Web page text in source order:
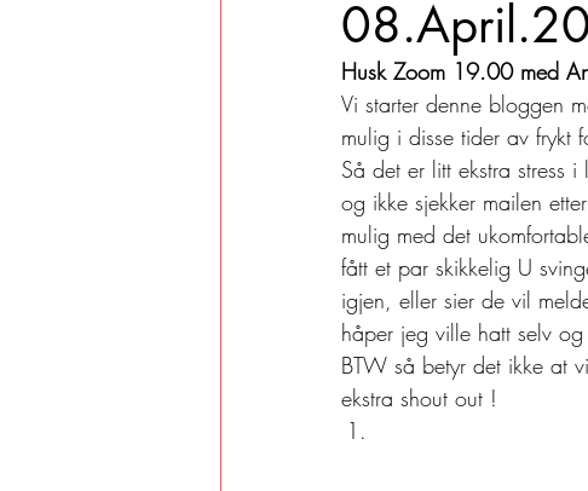
Husk Zoom 19.00 med
Vi starter denne bloggen
mulig i disse tider av frykt
Så det er litt ekstra stress
og ikke sjekker mailen
mulig med det
fått et par skikkelig U
igjen, eller sier de vil
håper jeg ville hatt selv
BTW så betyr det ikke at
ekstra shout out !